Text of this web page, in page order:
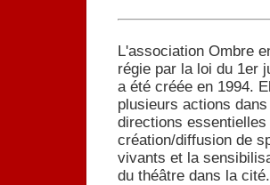
L'association Ombre
régie par la loi du 1er
a été créée en 1994.
plusieurs actions dans
directions essentielles
création/diffusion de
vivants et la
du théâtre dans la cité.